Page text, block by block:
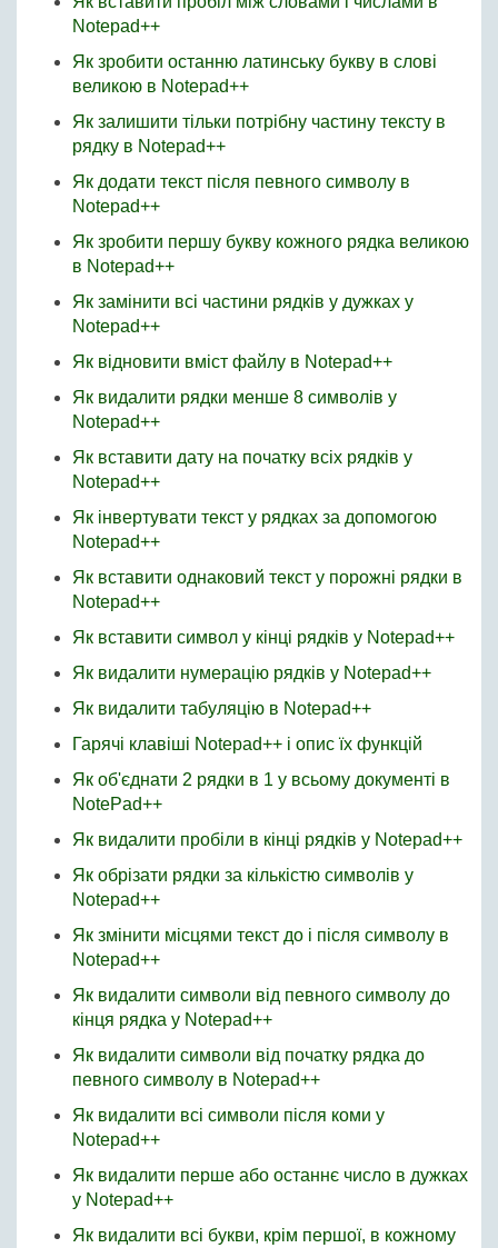
Notepad++
Як зробити останню латинську букву в слові
великою в Notepad++
Як залишити тільки потрібну частину тексту в
рядку в Notepad++
Як додати текст після певного символу в
Notepad++
Як зробити першу букву кожного рядка великою
в Notepad++
Як замінити всі частини рядків у дужках у
Notepad++
Як відновити вміст файлу в Notepad++
Як видалити рядки менше 8 символів у
Notepad++
Як вставити дату на початку всіх рядків у
Notepad++
Як інвертувати текст у рядках за допомогою
Notepad++
Як вставити однаковий текст у порожні рядки в
Notepad++
Як вставити символ у кінці рядків у Notepad++
Як видалити нумерацію рядків у Notepad++
Як видалити табуляцію в Notepad++
Гарячі клавіші Notepad++ і опис їх функцій
Як об'єднати 2 рядки в 1 у всьому документі в
NotePad++
Як видалити пробіли в кінці рядків у Notepad++
Як обрізати рядки за кількістю символів у
Notepad++
Як змінити місцями текст до і після символу в
Notepad++
Як видалити символи від певного символу до
кінця рядка у Notepad++
Як видалити символи від початку рядка до
певного символу в Notepad++
Як видалити всі символи після коми у
Notepad++
Як видалити перше або останнє число в дужках
у Notepad++
Як видалити всі букви, крім першої, в кожному